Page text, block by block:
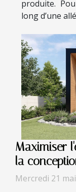
produite.
long d’une
Maximiser
la
Mercredi 21